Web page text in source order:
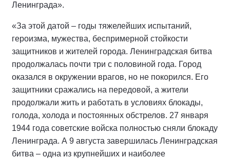
Ленинграда».
«За этой датой – годы тяжелейших испытаний,
героизма, мужества, беспримерной стойкости
защитников и жителей города. Ленинградская битва
продолжалась почти три с половиной года. Город
оказался в окружении врагов, но не покорился. Его
защитники сражались на передовой, а жители
продолжали жить и работать в условиях блокады,
голода, холода и постоянных обстрелов. 27 января
1944 года советские войска полностью сняли блокаду
Ленинграда. А 9 августа завершилась Ленинградская
битва – одна из крупнейших и наиболее